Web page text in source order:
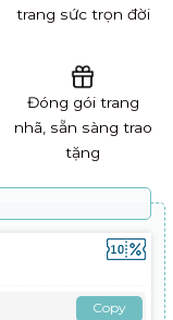
trang sức trọn đời
Đóng gói trang
nhã, sẵn sàng trao
tặng
Copy